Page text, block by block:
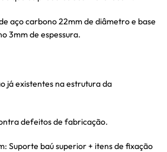
aço carbono 22mm de diâmetro e base
3mm de espessura.
já existentes na estrutura da
defeitos de fabricação.
Suporte baú superior + itens de fixação